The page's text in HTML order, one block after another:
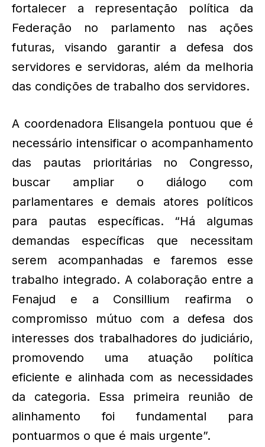
fortalecer a representação política da
Federação no parlamento nas ações
futuras, visando garantir a defesa dos
servidores e servidoras, além da melhoria
das condições de trabalho dos servidores.
A coordenadora Elisangela pontuou que é
necessário intensificar o acompanhamento
das pautas prioritárias no Congresso,
buscar ampliar o diálogo com
parlamentares e demais atores políticos
para pautas específicas. “Há algumas
demandas específicas que necessitam
serem acompanhadas e faremos esse
trabalho integrado. A colaboração entre a
Fenajud e a Consillium reafirma o
compromisso mútuo com a defesa dos
interesses dos trabalhadores do judiciário,
promovendo uma atuação política
eficiente e alinhada com as necessidades
da categoria. Essa primeira reunião de
alinhamento foi fundamental para
pontuarmos o que é mais urgente”.